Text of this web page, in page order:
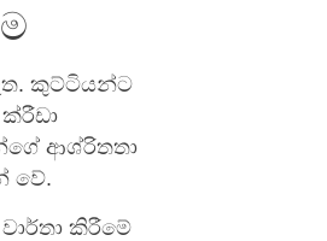
කුට්ටියන්ට
ආශ්රිතතා
වේ.
කිරීමේ